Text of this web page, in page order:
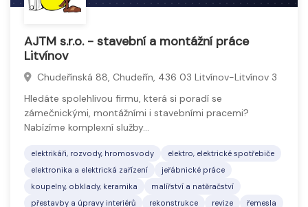
AJTM s.r.o. - stavební a montážní práce
Litvínov
Chudeřínská 88, Chudeřín, 436 03 Litvínov-Litvínov 3
Hledáte spolehlivou firmu, která si poradí se
zámečnickými, montážními i stavebními pracemi?
Nabízíme komplexní služby…
elektrikáři, rozvody, hromosvody
elektro, elektrické spotřebiče
elektronika a elektrická zařízení
jeřábnické práce
koupelny, obklady, keramika
malířství a natěračství
přestavby a úpravy interiérů
rekonstrukce revize řemesla